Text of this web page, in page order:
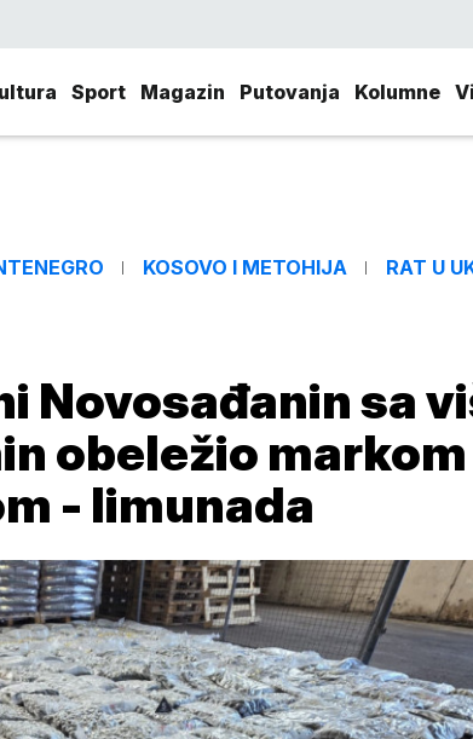
Sport Magazin Putovanja Kolumne
KOSOVO I METOHIJA RAT U
Novosađanin sa
obeležio
- limunada